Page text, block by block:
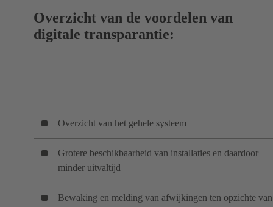
Overzicht van de voordelen van
digitale transparantie:
Overzicht van het gehele systeem
Grotere beschikbaarheid van installaties en daardoor
minder uitvaltijd
Bewaking en melding van afwijkingen ten opzichte van